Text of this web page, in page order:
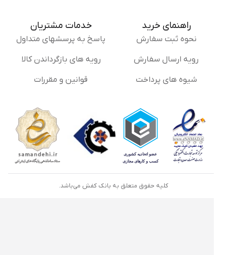
راهنمای خرید
نحوه ثبت سفارش
رویه ارسال سفارش
شیوه های پرداخت
خدمات مشتریان
پاسخ به پرسشهای متداول
رویه های بازگرداندن کالا
قوانین و مقررات
کلیه حقوق متعلق به بانک کفش می‌باشد.